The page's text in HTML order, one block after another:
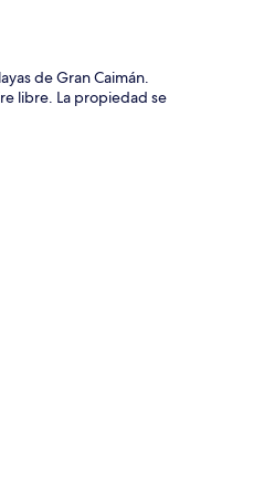
de Gran Caimán.
libre. La propiedad se